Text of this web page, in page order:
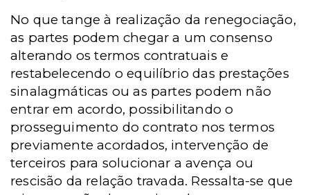
No que tange à realização da renegociação,
as partes podem chegar a um consenso
alterando os termos contratuais e
restabelecendo o equilíbrio das prestações
sinalagmáticas ou as partes podem não
entrar em acordo, possibilitando o
prosseguimento do contrato nos termos
previamente acordados, intervenção de
terceiros para solucionar a avença ou
rescisão da relação travada. Ressalta-se que